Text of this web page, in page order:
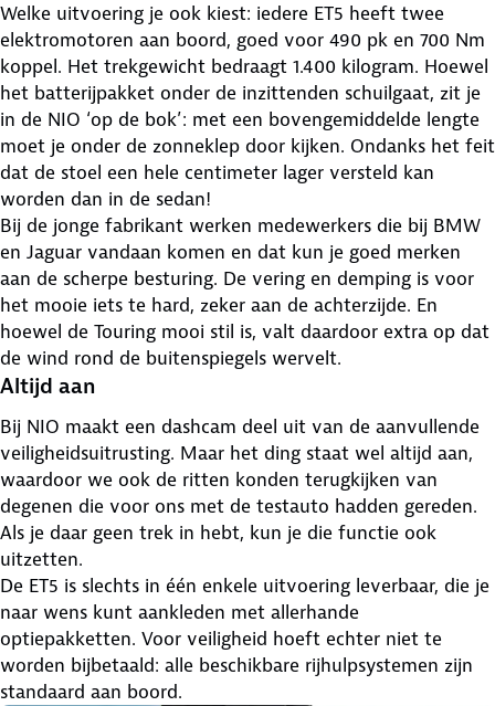
Welke uitvoering je ook kiest: iedere ET5 heeft twee
elektromotoren aan boord, goed voor 490 pk en 700 Nm
koppel. Het trekgewicht bedraagt 1.400 kilogram. Hoewel
het batterijpakket onder de inzittenden schuilgaat, zit je
in de NIO ‘op de bok’: met een bovengemiddelde lengte
moet je onder de zonneklep door kijken. Ondanks het feit
dat de stoel een hele centimeter lager versteld kan
worden dan in de sedan!
Bij de jonge fabrikant werken medewerkers die bij BMW
en Jaguar vandaan komen en dat kun je goed merken
aan de scherpe besturing. De vering en demping is voor
het mooie iets te hard, zeker aan de achterzijde. En
hoewel de Touring mooi stil is, valt daardoor extra op dat
de wind rond de buitenspiegels wervelt.
Altijd aan
Bij NIO maakt een dashcam deel uit van de aanvullende
veiligheidsuitrusting. Maar het ding staat wel altijd aan,
waardoor we ook de ritten konden terugkijken van
degenen die voor ons met de testauto hadden gereden.
Als je daar geen trek in hebt, kun je die functie ook
uitzetten.
De ET5 is slechts in één enkele uitvoering leverbaar, die je
naar wens kunt aankleden met allerhande
optiepakketten. Voor veiligheid hoeft echter niet te
worden bijbetaald: alle beschikbare rijhulpsystemen zijn
standaard aan boord.